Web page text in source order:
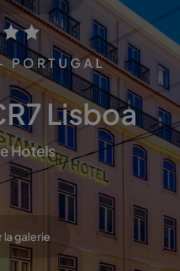
PORTUGAL
Lisboa
Hotels
la galerie